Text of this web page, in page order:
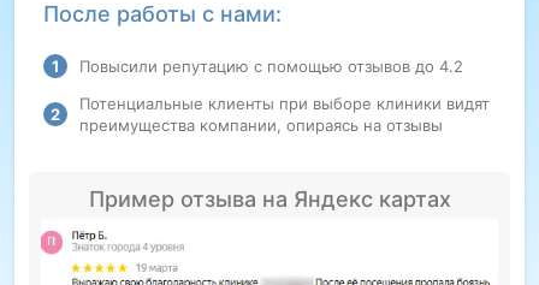
После работы с нами:
Повысили репутацию с помощью отзывов до 4.2
Потенциальные клиенты при выборе клиники видят
преимущества компании, опираясь на отзывы
Пример отзыва на Яндекс картах